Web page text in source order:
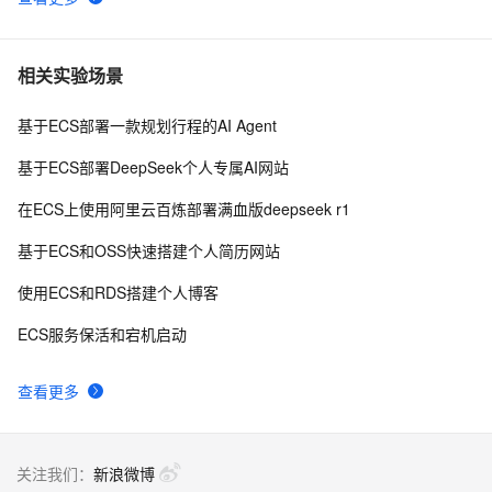
相关实验场景
查看更多
基于ECS部署一款规划行程的AI Agent
基于ECS部署DeepSeek个人专属AI网站
在ECS上使用阿里云百炼部署满血版deepseek r1
基于ECS和OSS快速搭建个人简历网站
使用ECS和RDS搭建个人博客
ECS服务保活和宕机启动
关注我们： 新浪微博